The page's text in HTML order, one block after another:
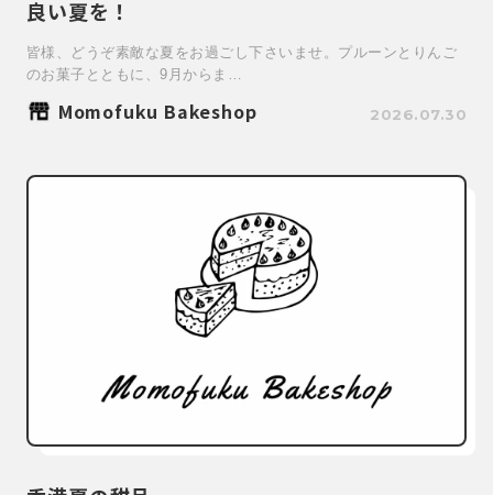
良い夏を！
皆様、どうぞ素敵な夏をお過ごし下さいませ。プルーンとりんご
のお菓子とともに、9月からま…
Momofuku Bakeshop 2026.07.30